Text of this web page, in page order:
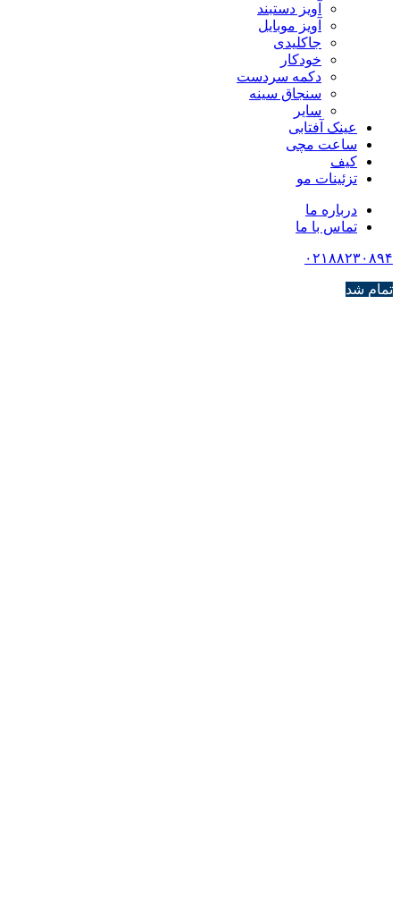
آویز دستبند
آویز موبایل
جاکلیدی
خودکار
دکمه سردست
سنجاق سینه
سایر
عینک آفتابی
ساعت مچی
کیف
تزئینات مو
درباره ما
تماس با ما
۰۲۱۸۸۲۳۰۸۹۴
تمام شد